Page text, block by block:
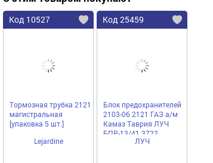
Код 10527
Тормозная трубка 2121
магистральная
[упаковка 5 шт.]
Lejardine
Код 25459
Блок предохранителей
2103-06 2121 ГАЗ а/м
Камаз Таврия ЛУЧ
БПР-13/41.3722
большой с пред-ми
ЛУЧ